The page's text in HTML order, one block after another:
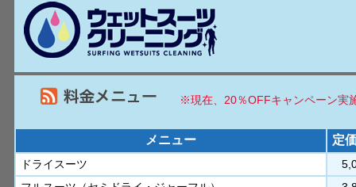
※現在、20％OFFキャンペーン実
メニュー 定
ドライスーツ